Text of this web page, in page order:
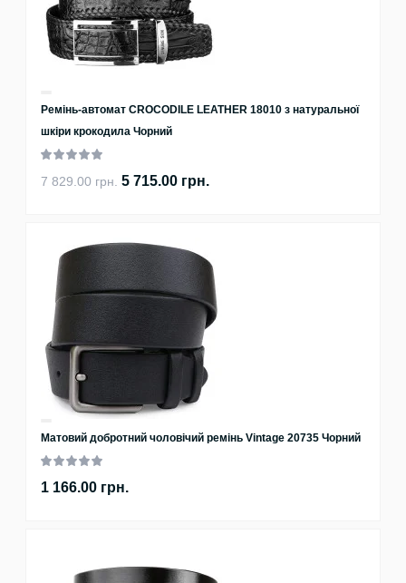
Ремінь-автомат CROCODILE LEATHER 18010 з натуральної
шкіри крокодила Чорний
7 829.00 грн. 5 715.00 грн.
Матовий добротний чоловічий ремінь Vintage 20735 Чорний
1 166.00 грн.